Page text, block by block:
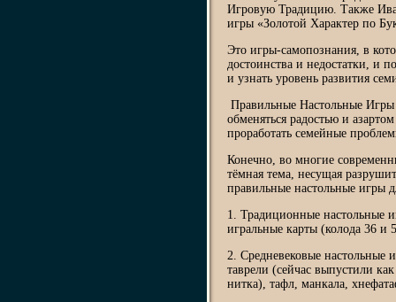
Игровую Традицию. Также
игры «Золотой Характер по
Это игры-самопознания, в
достоинства и недостатки, и
и узнать уровень развития
Правильные Настольные
обменяться радостью и
проработать семейные
Конечно, во многие
тёмная тема, несущая
правильные настольные игры
1. Традиционные
игральные карты (колода 36 и
2. Средневековые
таврели (сейчас выпустили
нитка), тафл, манкала,